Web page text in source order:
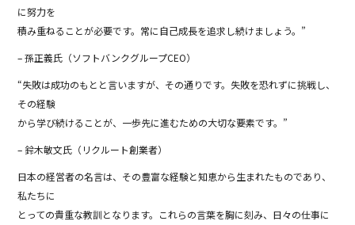
に努力を
積み重ねることが必要です。常に自己成長を追求し続けましょう。”
– 孫正義氏（ソフトバンクグループCEO）
“失敗は成功のもとと言いますが、その通りです。失敗を恐れずに挑戦し、
その経験
から学び続けることが、一歩先に進むための大切な要素です。”
– 鈴木敏文氏（リクルート創業者）
日本の経営者の名言は、その豊富な経験と知恵から生まれたものであり、
私たちに
とっての貴重な教訓となります。これらの言葉を胸に刻み、日々の仕事に